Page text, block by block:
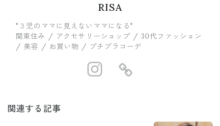
RISA
"３児のママに見えないママになる"
関東住み / アクセサリーショップ / 30代ファッション
/ 美容 / お買い物 / プチプラコーデ
https://
関連する記事